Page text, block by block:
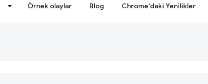
Örnek olaylar Blog Chrome'daki Yenilikler